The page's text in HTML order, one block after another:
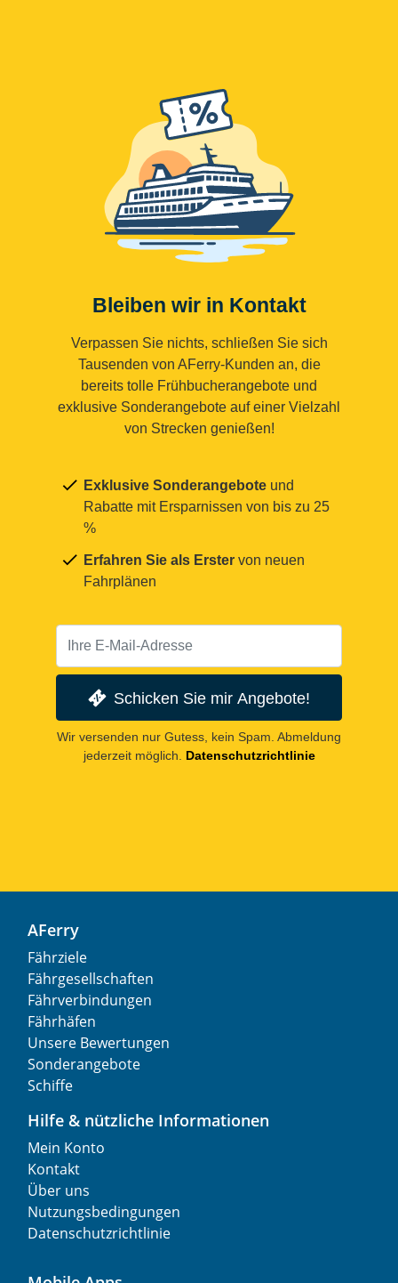
Bleiben wir in Kontakt
Verpassen Sie nichts, schließen Sie sich
Tausenden von AFerry-Kunden an, die
bereits tolle Frühbucherangebote und
exklusive Sonderangebote auf einer Vielzahl
von Strecken genießen!
Exklusive Sonderangebote und
Rabatte mit Ersparnissen von bis zu 25
%
Erfahren Sie als Erster von neuen
Fahrplänen
Schicken Sie mir Angebote!
Wir versenden nur Gutess, kein Spam. Abmeldung
jederzeit möglich.
Datenschutzrichtlinie
AFerry
Fährziele
Fährgesellschaften
Fährverbindungen
Fährhäfen
Unsere Bewertungen
Sonderangebote
Schiffe
Hilfe & nützliche Informationen
Mein Konto
Kontakt
Über uns
Nutzungsbedingungen
Datenschutzrichtlinie